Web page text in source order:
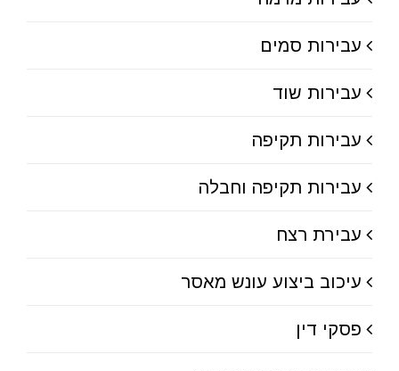
עבירות סמים
עבירות שוד
עבירות תקיפה
עבירות תקיפה וחבלה
עבירת רצח
עיכוב ביצוע עונש מאסר
פסקי דין